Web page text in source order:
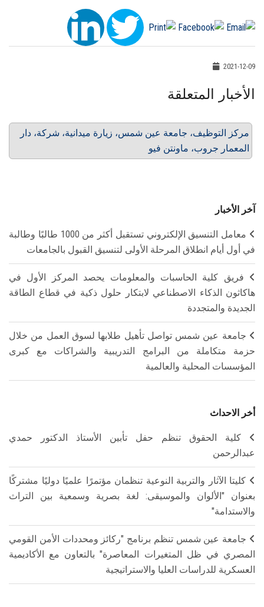
2021-12-09
الأخبار المتعلقة
مركز التوظيف، جامعة عين شمس، زيارة ميدانية، شركة، دار
المعمار جروب، ماونتن فيو
آخر الأخبار
معامل التنسيق الإلكتروني تستقبل أكثر من 1000 طالبًا وطالبة
في أول أيام انطلاق المرحلة الأولى لتنسيق القبول بالجامعات
فريق كلية الحاسبات والمعلومات يحصد المركز الأول في
هاكاثون الذكاء الاصطناعي لابتكار حلول ذكية في قطاع الطاقة
الجديدة والمتجددة
جامعة عين شمس تواصل تأهيل طلابها لسوق العمل من خلال
حزمة متكاملة من البرامج التدريبية والشراكات مع كبرى
المؤسسات المحلية والعالمية
أخر الاحداث
كلية الحقوق تنظم حفل تأبين الأستاذ الدكتور حمدي
عبدالرحمن
كليتا الآثار والتربية النوعية تنظمان مؤتمرًا علميًا دوليًا مشتركًا
بعنوان "الألوان والموسيقى: لغة بصرية وسمعية بين التراث
والاستدامة"
جامعة عين شمس تنظم برنامج "ركائز ومحددات الأمن القومي
المصري في ظل المتغيرات المعاصرة" بالتعاون مع الأكاديمية
العسكرية للدراسات العليا والاستراتيجية